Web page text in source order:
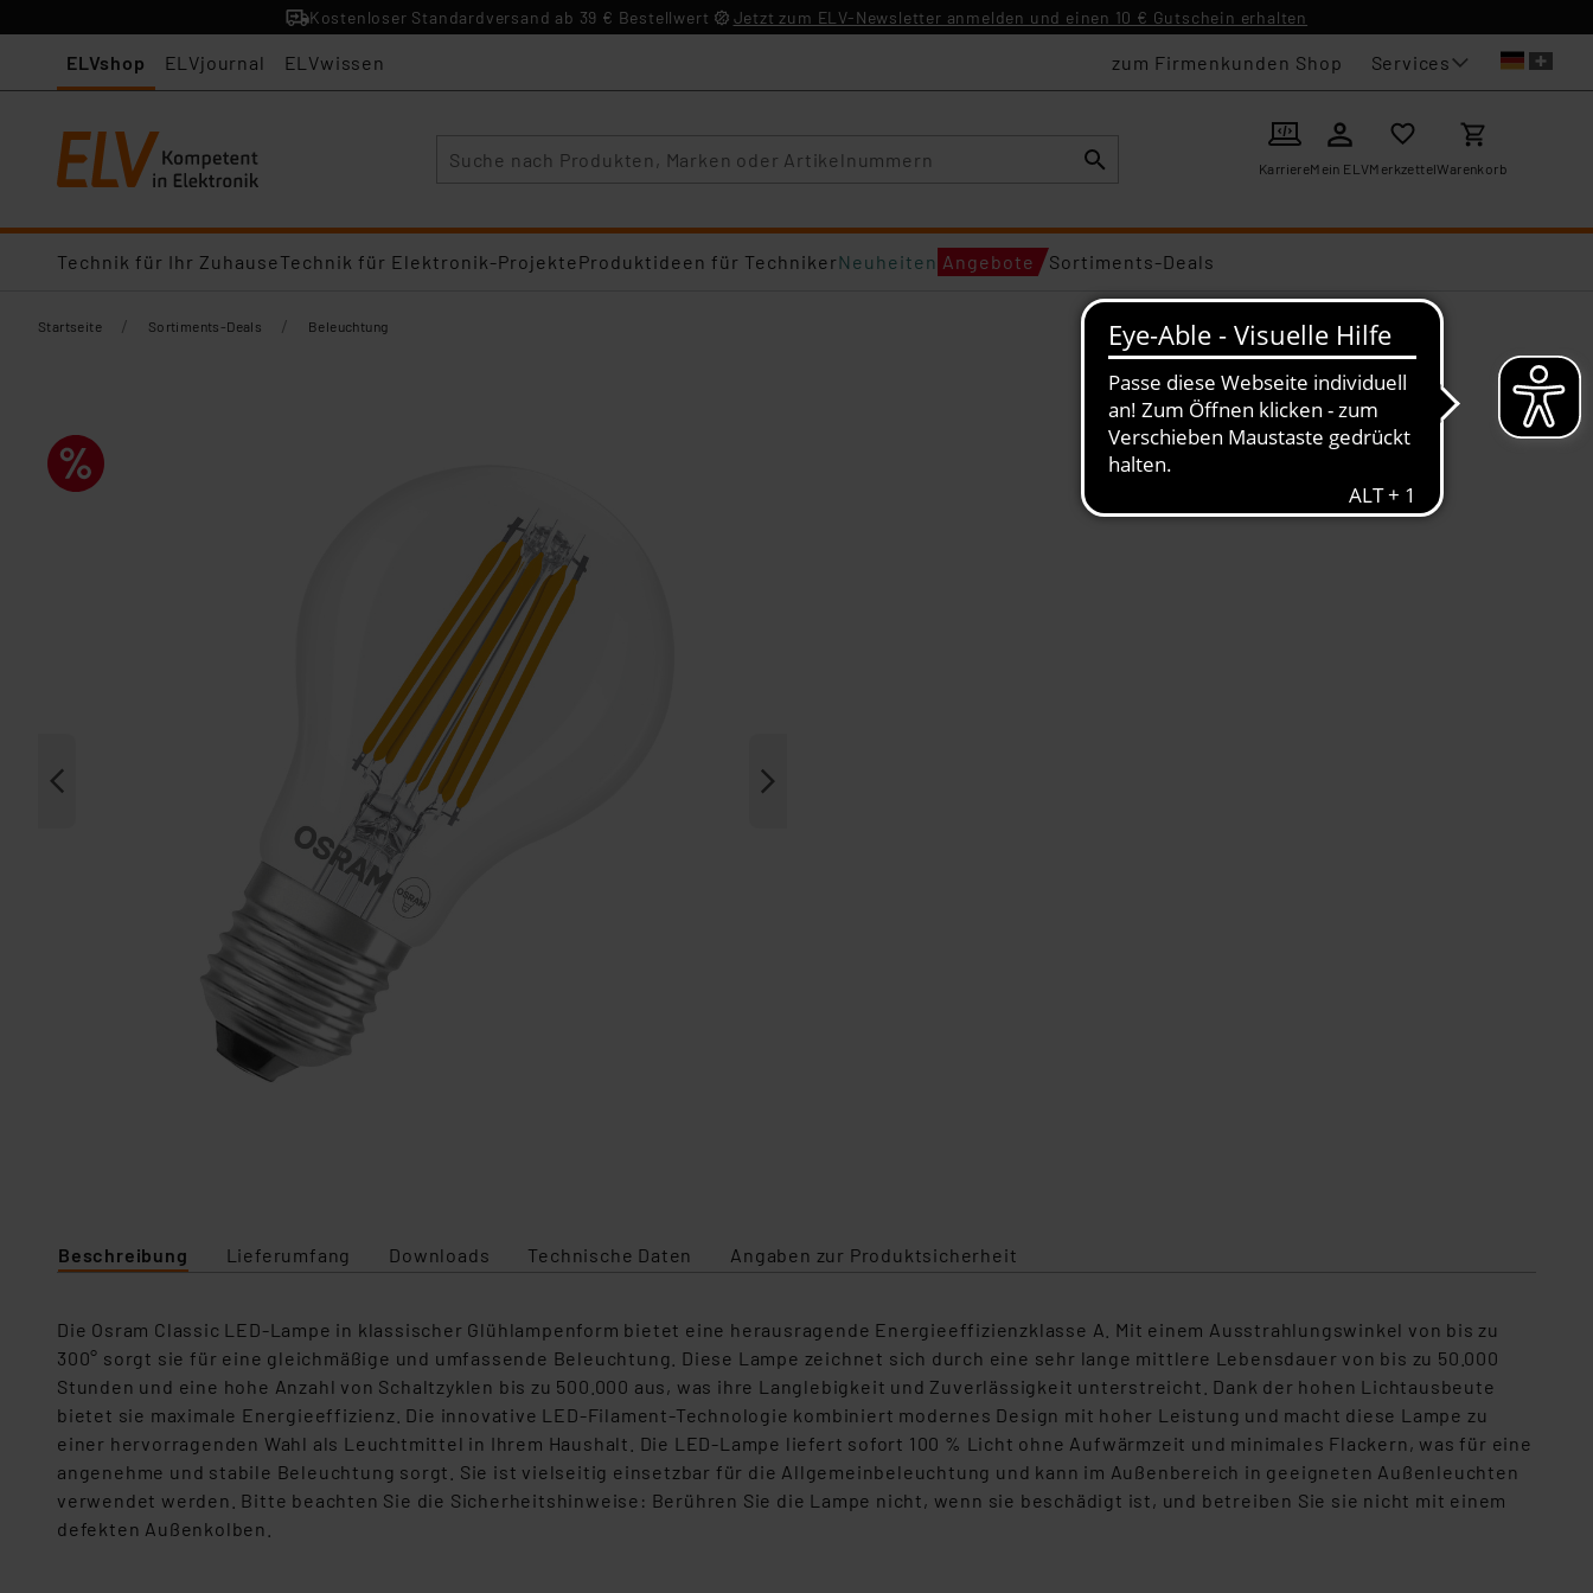
Kostenloser Standardversand ab 39 € Bestellwert Jetzt zum ELV-Newsletter anmelden und einen 10 € Gutschein erhalten
ELVshop ELVjournal ELVwissen zum Firmenkunden Shop Services
KarriereMein ELVMerkzettelWarenkorb
Technik für Ihr ZuhauseTechnik für Elektronik-ProjekteProduktideen für TechnikerNeuheiten Angebote Sortiments-Deals
Startseite / Sortiments-Deals / Beleuchtung​
Beschreibung Lieferumfang Downloads Technische Daten Angaben zur Produktsicherheit
Die Osram Classic LED-Lampe in klassischer Glühlampenform bietet eine herausragende Energieeffizienzklasse A. Mit einem Ausstrahlungswinkel von bis zu
300° sorgt sie für eine gleichmäßige und umfassende Beleuchtung. Diese Lampe zeichnet sich durch eine sehr lange mittlere Lebensdauer von bis zu 50.000
Stunden und eine hohe Anzahl von Schaltzyklen bis zu 500.000 aus, was ihre Langlebigkeit und Zuverlässigkeit unterstreicht Dank der hohen Lichtausbeute
bietet sie maximale Energieeffizienz. Die innovative LED-Filament-Technologie kombiniert modernes Design mit hoher Leistung und macht diese Lampe zu
einer hervorragenden Wahl als Leuchtmittel in Ihrem Haushalt. Die LED-Lampe liefert sofort 100 % Licht ohne Aufwärmzeit und minimales Flackern, was für eine
angenehme und stabile Beleuchtung sorgt. Sie ist vielseitig einsetzbar für die Allgemeinbeleuchtung und kann im Außenbereich in geeigneten Außenleuchten
verwendet werden. Bitte beachten Sie die Sicherheitshinweise: Berühren Sie die Lampe nicht, wenn sie beschädigt ist, und betreiben Sie sie nicht mit einem
defekten Außenkolben.